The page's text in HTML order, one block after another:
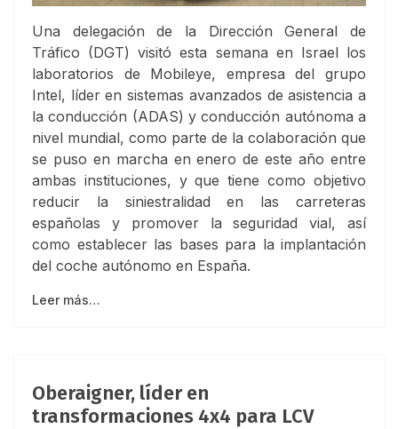
Una delegación de la Dirección General de
Tráfico (DGT) visitó esta semana en Israel los
laboratorios de Mobileye, empresa del grupo
Intel, líder en sistemas avanzados de asistencia a
la conducción (ADAS) y conducción autónoma a
nivel mundial, como parte de la colaboración que
se puso en marcha en enero de este año entre
ambas instituciones, y que tiene como objetivo
reducir la siniestralidad en las carreteras
españolas y promover la seguridad vial, así
como establecer las bases para la implantación
del coche autónomo en España.
Leer más…
Oberaigner, líder en
transformaciones 4x4 para LCV